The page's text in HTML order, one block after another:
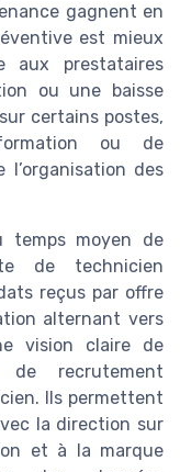
gagnent en
est mieux
aux prestataires
ou une baisse
certains postes,
ou de
des
temps moyen de
de technicien
reçus par offre
alternant vers
vision claire de
recrutement
Ils permettent
la direction sur
et à la marque